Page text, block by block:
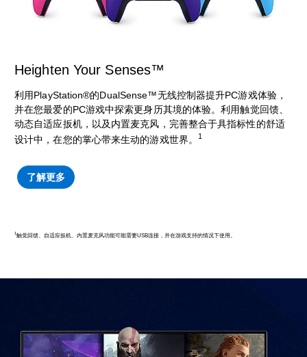
Heighten Your Senses™
利用PlayStation®的DualSense™无线控制器提升PC游戏体验，
并在您最爱的PC游戏中探索更身历其境的体验。利用触觉回馈、
动态自适应扳机，以及内置麦克风，完善整合于具指标性的舒适
设计中，在您的掌心带来生动的游戏世界。
1
了解更多
1触觉回馈、自适应扳机、内置麦克风功能可能需要USB连接，并在游戏支持的情况下使用。